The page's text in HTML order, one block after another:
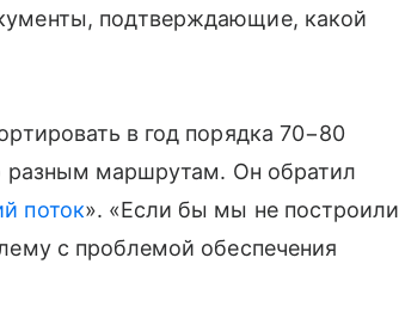
подтверждающие, какой
в год порядка 70−80
разным маршрутам. Он обратил
поток». «Если бы мы не построили
с проблемой обеспечения